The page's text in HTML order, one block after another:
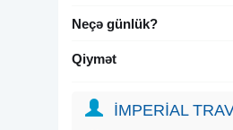
Neçə günlük?
Qiymət
İMPERİAL